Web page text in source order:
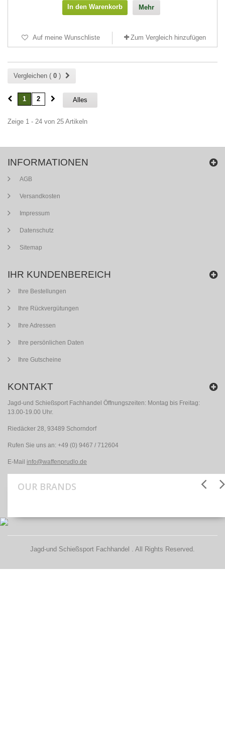
In den Warenkorb Mehr
Auf meine Wunschliste Zum Vergleich hinzufügen
Vergleichen ( 0 )
Alles
1 2
Zeige 1 - 24 von 25 Artikeln
INFORMATIONEN
AGB
Versandkosten
Impressum
Datenschutz
Sitemap
IHR KUNDENBEREICH
Ihre Bestellungen
Ihre Rückvergütungen
Ihre Adressen
Ihre persönlichen Daten
Ihre Gutscheine
KONTAKT
Jagd-und Schießsport Fachhandel Öffnungszeiten: Montag bis Freitag:
13.00-19.00 Uhr.
Riedäcker 28, 93489 Schorndorf
Rufen Sie uns an: +49 (0) 9467 / 712604
E-Mail info@waffenprudlo.de
OUR BRANDS
Jagd-und Schießsport Fachhandel . All Rights Reserved.